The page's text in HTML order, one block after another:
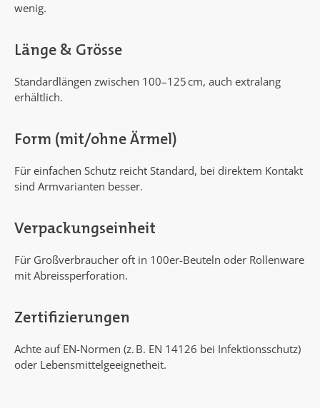
wenig.
Länge & Grösse
Standardlängen zwischen 100–125 cm, auch extralang
erhältlich.
Form (mit/ohne Ärmel)
Für einfachen Schutz reicht Standard, bei direktem Kontakt
sind Armvarianten besser.
Verpackungseinheit
Für Großverbraucher oft in 100er-Beuteln oder Rollenware
mit Abreissperforation.
Zertifizierungen
Achte auf EN-Normen (z. B. EN 14126 bei Infektionsschutz)
oder Lebensmittelgeeignetheit.